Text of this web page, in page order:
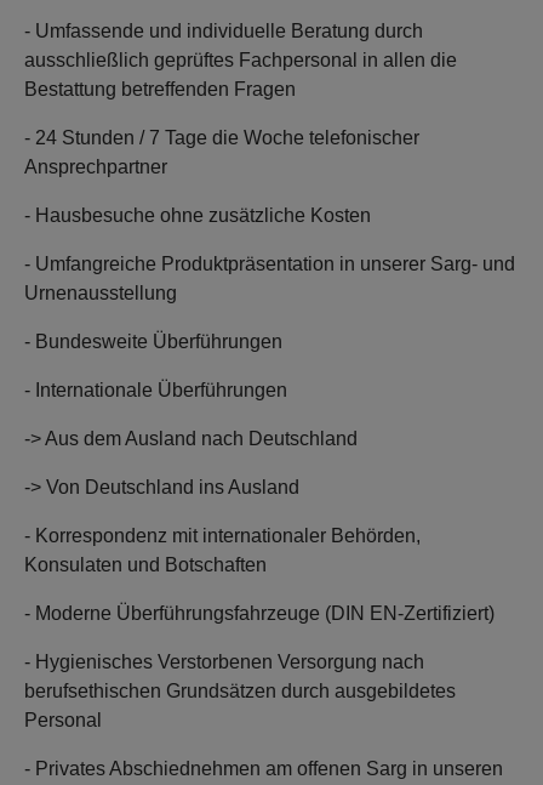
- Umfassende und individuelle Beratung durch
ausschließlich geprüftes Fachpersonal in allen die
Bestattung betreffenden Fragen
- 24 Stunden / 7 Tage die Woche telefonischer
Ansprechpartner
- Hausbesuche ohne zusätzliche Kosten
- Umfangreiche Produktpräsentation in unserer Sarg- und
Urnenausstellung
- Bundesweite Überführungen
- Internationale Überführungen
-> Aus dem Ausland nach Deutschland
-> Von Deutschland ins Ausland
- Korrespondenz mit internationaler Behörden,
Konsulaten und Botschaften
- Moderne Überführungsfahrzeuge (DIN EN-Zertifiziert)
- Hygienisches Verstorbenen Versorgung nach
berufsethischen Grundsätzen durch ausgebildetes
Personal
- Privates Abschiednehmen am offenen Sarg in unseren